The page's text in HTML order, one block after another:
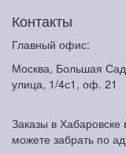
Контакты
Главный офис:
Москва, Большая
улица, 1/4с1, оф. 21
Заказы в Хабаровске
можете забрать по